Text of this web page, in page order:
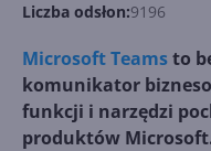
Liczba odsłon:9196
Microsoft Teamsto
komunikator
funkcji i narzędzi
produktów